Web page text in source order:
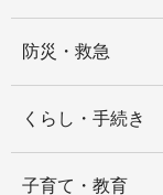
防災・救急
くらし・手続き
子育て・教育